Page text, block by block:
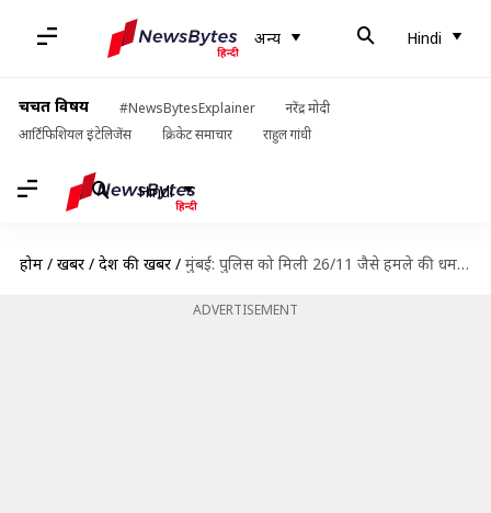
अन्य Hindi
चर्चित विषय #NewsBytesExplainer
नरेंद्र मोदी
आर्टिफिशियल इंटेलिजेंस
क्रिकेट समाचार राहुल गांधी
Hindi
होम / खबरें / देश की खबरें / मुंबई: पुलिस को मिली 26/11 जैसे हमले की धमकी, प्रधानमंत्री मोदी भी निशाने पर
ADVERTISEMENT